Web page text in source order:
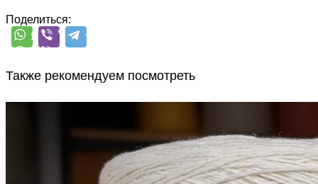
Поделиться:
Также рекомендуем посмотреть
Himalaya
як 50%, кашемир 15%, шёлк 20%,
меринос 15%